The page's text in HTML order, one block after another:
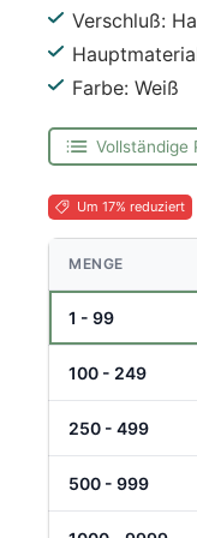
Verschluß:
Farbe: Weiß
Vollständige
Um 17% reduziert
MENGE
1 - 99
100 - 249
250 - 499
500 - 999